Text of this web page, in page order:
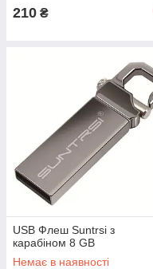
210 ₴
USB Флеш Suntrsi з
карабіном 8 GB
Немає в наявності